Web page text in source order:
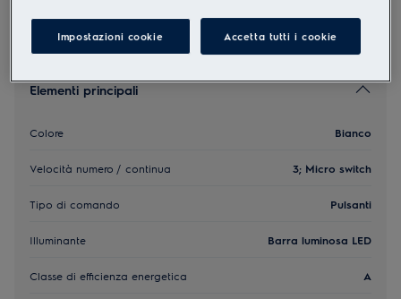
Elementi principali
Colore Bianco
Velocità numero / continua 3; Micro switch
Tipo di comando Pulsanti
Illuminante Barra luminosa LED
Classe di efficienza energetica A
Impostazioni cookie Accetta tutti i cookie